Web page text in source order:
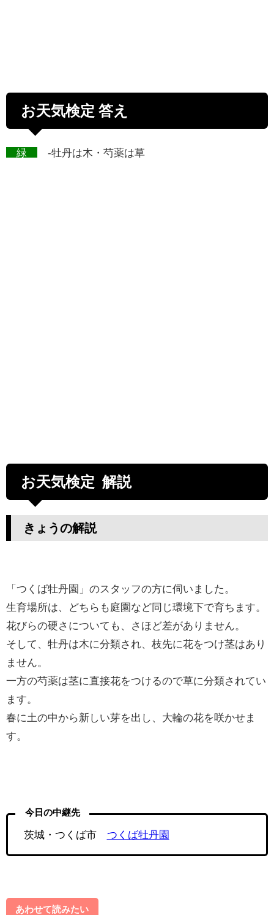
お天気検定 答え
緑 -牡丹は木・芍薬は草
お天気検定 解説
きょうの解説
「つくば牡丹園」のスタッフの方に伺いました。
生育場所は、どちらも庭園など同じ環境下で育ちます。
花びらの硬さについても、さほど差がありません。
そして、牡丹は木に分類され、枝先に花をつけ茎はあり
ません。
一方の芍薬は茎に直接花をつけるので草に分類されてい
ます。
春に土の中から新しい芽を出し、大輪の花を咲かせま
す。
今日の中継先
茨城・つくば市 つくば牡丹園
あわせて読みたい